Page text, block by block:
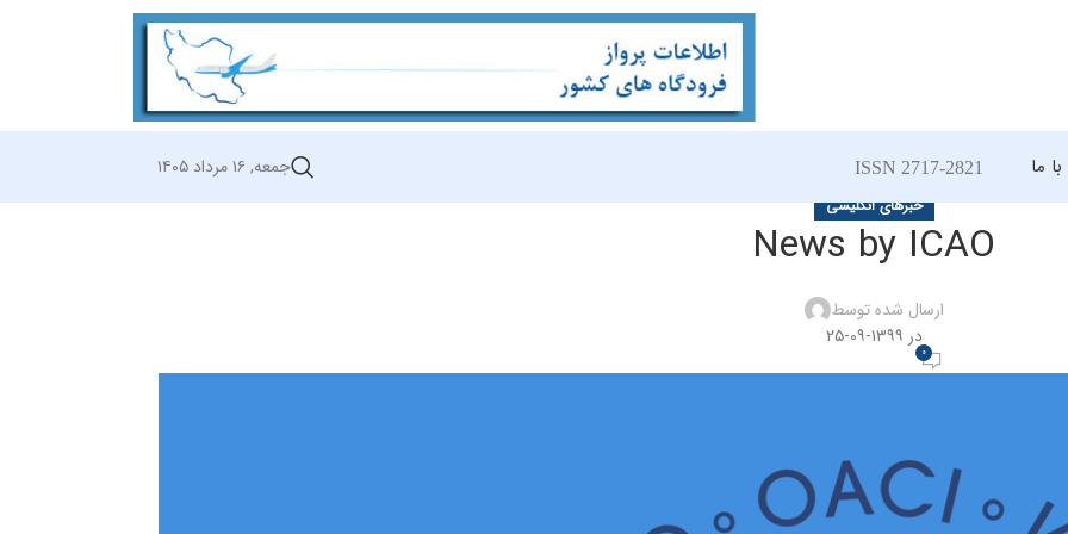
ما ISSN 2717-2821 جمعه, ۱۶ مرداد ۱۴۰۵
خبرهای انگلیسی
News by ICAO
ارسال شده توسط
در ۱۳۹۹-۰۹-۲۵
0